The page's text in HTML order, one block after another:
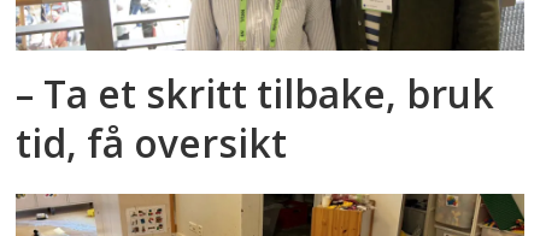
– Ta et skritt tilbake, bruk
tid, få oversikt